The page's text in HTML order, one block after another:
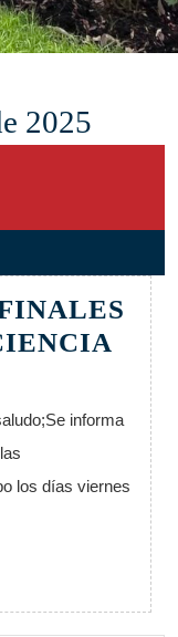
2025
informa
los días viernes